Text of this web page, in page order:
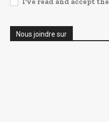
Nous joindre sur